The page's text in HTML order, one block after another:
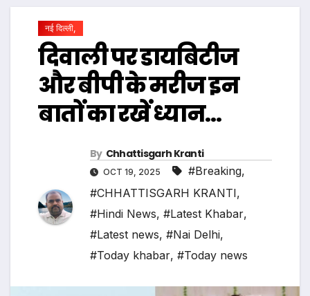
नई दिल्ली,
दिवाली पर डायबिटीज
और बीपी के मरीज इन
बातों का रखें ध्यान…
By Chhattisgarh Kranti
OCT 19, 2025 #Breaking,
#CHHATTISGARH KRANTI,
#Hindi News, #Latest Khabar,
#Latest news, #Nai Delhi,
#Today khabar, #Today news